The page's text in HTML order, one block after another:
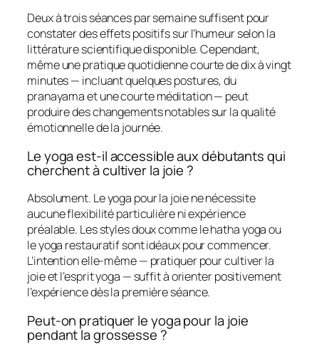
Deux à trois séances par semaine suffisent pour
constater des effets positifs sur l’humeur selon la
littérature scientifique disponible. Cependant,
même une pratique quotidienne courte de dix à vingt
minutes — incluant quelques postures, du
pranayama et une courte méditation — peut
produire des changements notables sur la qualité
émotionnelle de la journée.
Le yoga est-il accessible aux débutants qui
cherchent à cultiver la joie ?
Absolument. Le yoga pour la joie ne nécessite
aucune flexibilité particulière ni expérience
préalable. Les styles doux comme le hatha yoga ou
le yoga restauratif sont idéaux pour commencer.
L’intention elle-même — pratiquer pour cultiver la
joie et l’esprit yoga — suffit à orienter positivement
l’expérience dès la première séance.
Peut-on pratiquer le yoga pour la joie
pendant la grossesse ?